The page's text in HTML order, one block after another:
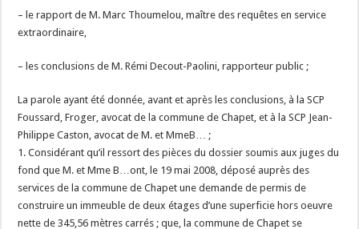
– le rapport de M. Marc Thoumelou, maître des requêtes en service
extraordinaire,
– les conclusions de M. Rémi Decout-Paolini, rapporteur public ;
La parole ayant été donnée, avant et après les conclusions, à la SCP
Foussard, Froger, avocat de la commune de Chapet, et à la SCP Jean-
Philippe Caston, avocat de M. et MmeB… ;
1. Considérant qu’il ressort des pièces du dossier soumis aux juges du
fond que M. et Mme B…ont, le 19 mai 2008, déposé auprès des
services de la commune de Chapet une demande de permis de
construire un immeuble de deux étages d’une superficie hors oeuvre
nette de 345,56 mètres carrés ; que, la commune de Chapet se